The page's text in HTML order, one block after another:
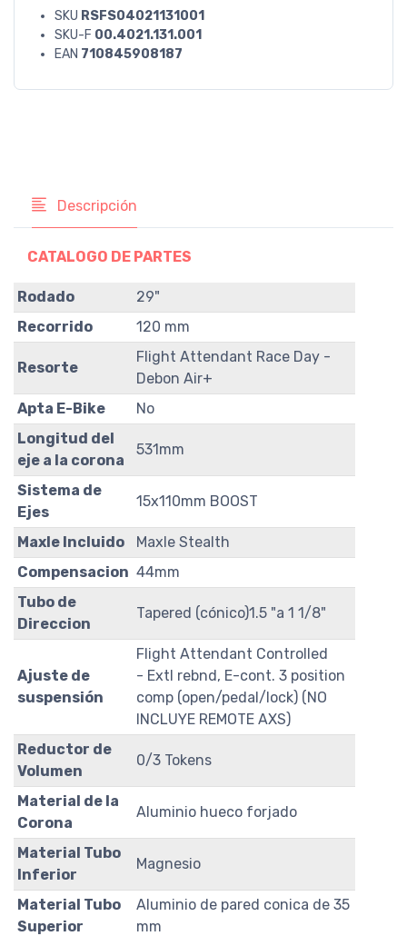
SKU RSFS04021131001
SKU-F 00.4021.131.001
EAN 710845908187
Descripción
CATALOGO DE PARTES
Rodado
29"
Recorrido
120 mm
Resorte
Flight Attendant Race Day -
Debon Air+
Apta E-Bike
No
Longitud del
eje a la corona
531mm
Sistema de
Ejes
15x110mm BOOST
Maxle Incluido
Maxle Stealth
Compensacion 44mm
Tubo de
Direccion
Tapered (cónico)1.5 "a 1 1/8"
Ajuste de
suspensión
Flight Attendant Controlled
- Extl rebnd, E-cont. 3 position
comp (open/pedal/lock) (NO
INCLUYE REMOTE AXS)
Reductor de
Volumen
0/3 Tokens
Material de la
Corona
Aluminio hueco forjado
Material Tubo
Inferior
Magnesio
Material Tubo
Superior
Aluminio de pared conica de 35
mm